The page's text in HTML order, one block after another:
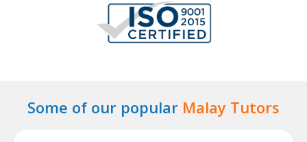
Some of our popular Malay Tutors